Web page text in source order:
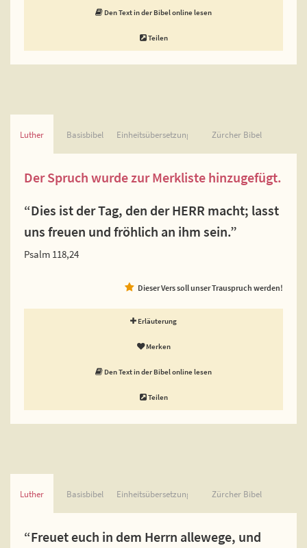
Den Text in der Bibel online lesen
Teilen
Luther Basisbibel Einheitsübersetzung Zürcher Bibel
Der Spruch wurde zur Merkliste hinzugefügt.
“Dies ist der Tag, den der HERR macht; lasst
uns freuen und fröhlich an ihm sein.”
Psalm 118,24
Dieser Vers soll unser Trauspruch werden!
Erläuterung
Merken
Den Text in der Bibel online lesen
Teilen
Luther Basisbibel Einheitsübersetzung Zürcher Bibel
“Freuet euch in dem Herrn allewege, und